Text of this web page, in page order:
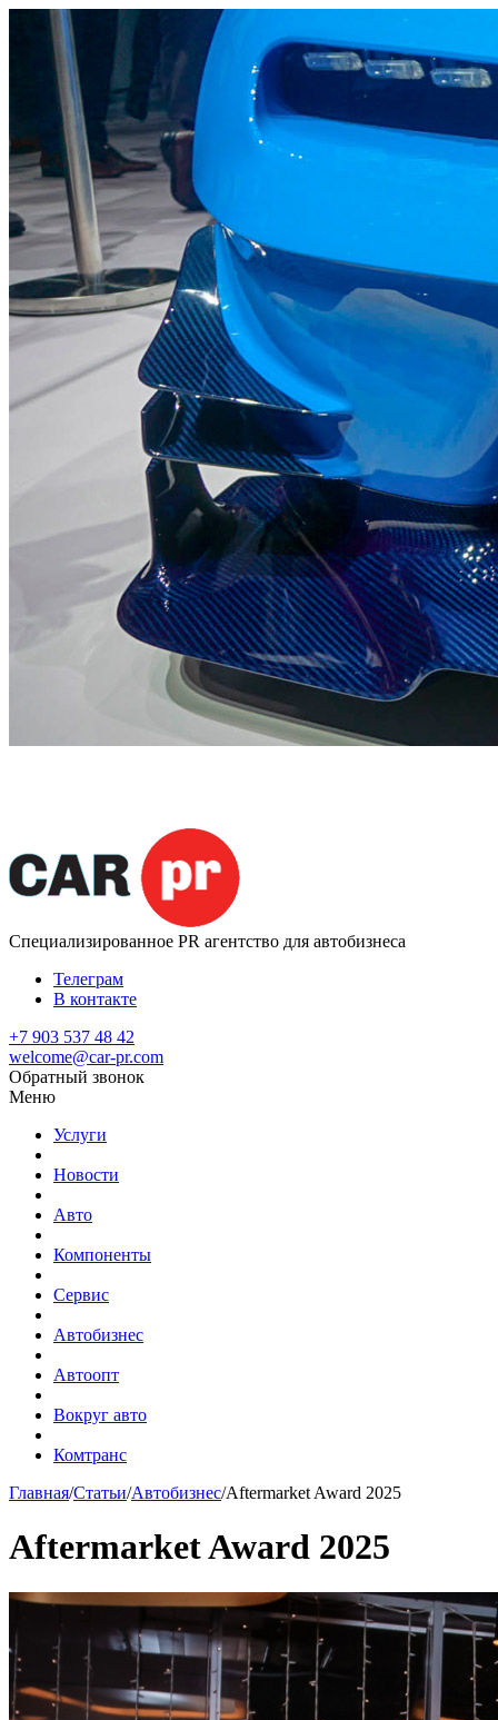
Специализированное PR агентство для автобизнеса
Телеграм
В контакте
+7 903 537 48 42
welcome@car-pr.com
Обратный звонок
Меню
Услуги
Новости
Авто
Компоненты
Сервис
Автобизнес
Автоопт
Вокруг авто
Комтранс
Главная/Статьи/Автобизнес/Aftermarket Award 2025
Aftermarket Award 2025